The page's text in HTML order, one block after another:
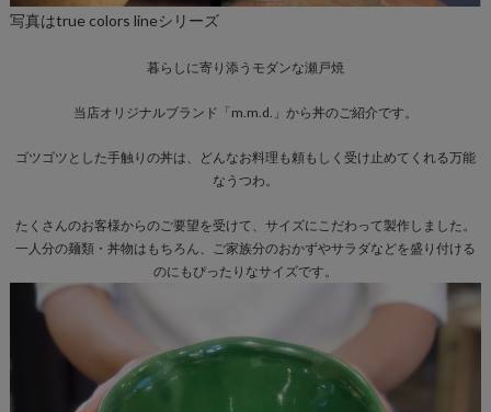
写真はtrue colors lineシリーズ
暮らしに寄り添うモダンな瀬戸焼
当店オリジナルブランド「m.m.d.」から丼のご紹介です。
ゴツゴツとした手触りの丼は、どんなお料理も頼もしく受け止めてくれる万能
なうつわ。
たくさんのお客様からのご要望を受けて、サイズにこだわって製作しました。
一人分の麺類・丼物はもちろん、ご家族分のおかずやサラダなどを盛り付ける
のにもぴったりなサイズです。